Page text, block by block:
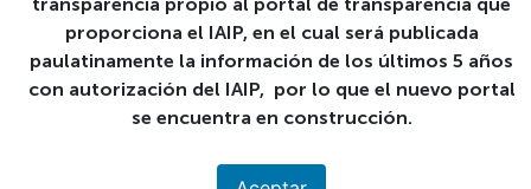
transparencia propio al portal de transparencia que
proporciona el IAIP, en el cual será publicada
paulatinamente la información de los últimos 5 años
con autorización del IAIP, por lo que el nuevo portal
se encuentra en construcción.
Laboratorio Multidisciplinario
Ir a Servicios
Orientación